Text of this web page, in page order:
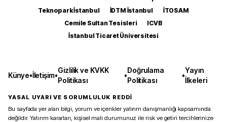
Teknopark İstanbul
İDTM İstanbul
İTOSAM
Cemile Sultan Tesisleri
ICVB
İstanbul Ticaret Üniversitesi
Künye•İletişim•
Gizlilik ve KVKK
Politikası
•
Doğrulama
Politikası
•
Yayın
İlkeleri
YASAL UYARI VE SORUMLULUK REDDİ
Bu sayfada yer alan bilgi, yorum ve içerikler yatırım danışmanlığı kapsamında
değildir. Yatırım kararları, kişisel mali durumunuz ile risk ve getiri tercihlerinize